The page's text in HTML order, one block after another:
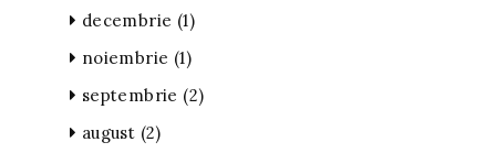
decembrie (1)
noiembrie (1)
septembrie (2)
august (2)